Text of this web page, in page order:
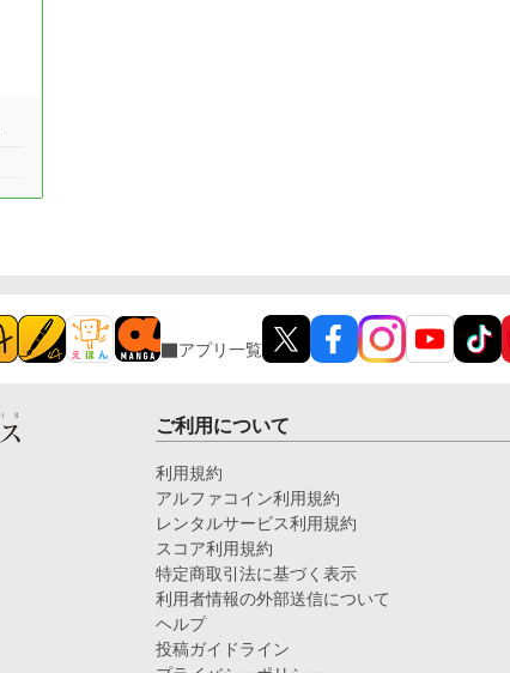
アプリ一覧
ご利用について
利用規約
アルファコイン利用規約
レンタルサービス利用規約
スコア利用規約
特定商取引法に基づく表示
利用者情報の外部送信について
ヘルプ
投稿ガイドライン